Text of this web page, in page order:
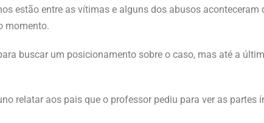
estão entre as vítimas e alguns dos abusos aconteceram
momento.
buscar um posicionamento sobre o caso, mas até a
relatar aos pais que o professor pediu para ver as partes